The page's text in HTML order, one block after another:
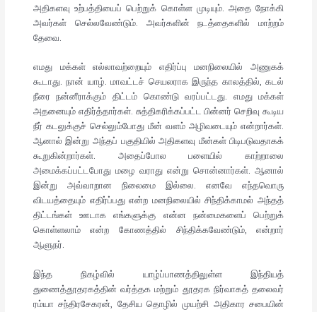
அதிகளவு உற்பத்தியைப் பெற்றுக் கொள்ள முடியும். அதை நோக்கி
அவர்கள் செல்லவேண்டும். அவர்களின் நடத்தைகளில் மாற்றம்
தேவை.
எமது மக்கள் எல்லாவற்றையும் எதிர்ப்பு மனநிலையில் அணுகக்
கூடாது. நான் யாழ். மாவட்டச் செயலராக இருந்த காலத்தில், கடல்
நீரை நன்னீராக்கும் திட்டம் கொண்டு வரப்பட்டது. எமது மக்கள்
அதனையும் எதிர்த்தார்கள். சுத்திகரிக்கப்பட்ட பின்னர் செறிவு கூடிய
நீர் கடலுக்குச் செல்லும்போது மீன் வளம் அழிவடையும் என்றார்கள்.
ஆனால் இன்று அந்தப் பகுதியில் அதிகளவு மீன்கள் பிடிபடுவதாகக்
கூறுகின்றார்கள். அதைப்போல பளையில் காற்றாலை
அமைக்கப்பட்டபோது மழை வராது என்று சொன்னார்கள். ஆனால்
இன்று அவ்வாறான நிலைமை இல்லை. எனவே எந்தவொரு
விடயத்தையும் எதிர்ப்பது என்ற மனநிலையில் சிந்திக்காமல் அந்தத்
திட்டங்கள் ஊடாக எங்களுக்கு என்ன நன்மைகளைப் பெற்றுக்
கொள்ளலாம் என்ற கோணத்தில் சிந்திக்கவேண்டும், என்றார்
ஆளுநர்.
இந்த நிகழ்வில் யாழ்ப்பாணத்திலுள்ள இந்தியத்
துணைத்தூதரகத்தின் வர்த்தக மற்றும் தூதரக நிர்வாகத் தலைவர்
ரம்யா சந்திரசேகரன், தேசிய தொழில் முயற்சி அதிகார சபையின்